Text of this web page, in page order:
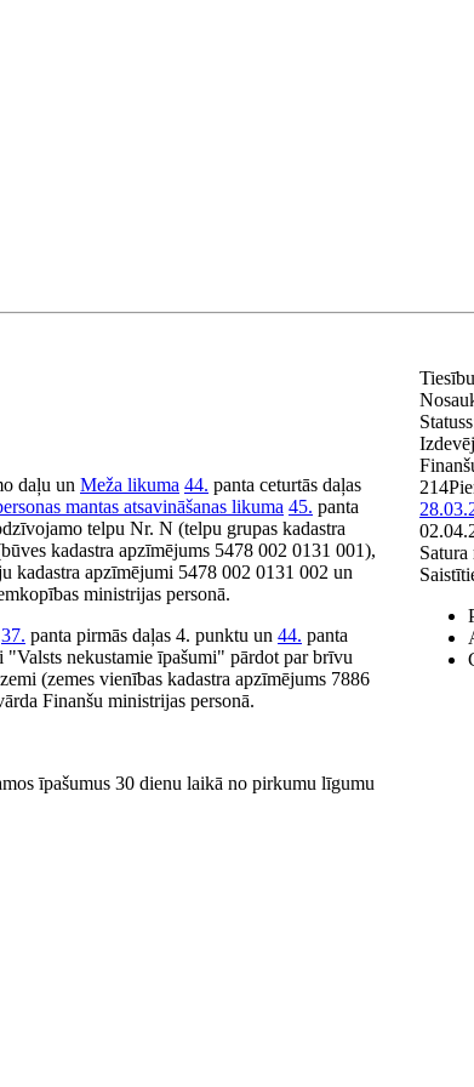
daļu un Meža likuma 44. panta ceturtās daļas
mantas atsavināšanas likuma 45. panta
telpu Nr. N (telpu grupas kadastra
kadastra apzīmējums 5478 002 0131 001),
kadastra apzīmējumi 5478 002 0131 002 un
ministrijas personā.
37. panta pirmās daļas 4. punktu un 44. panta
"Valsts nekustamie īpašumi" pārdot par brīvu
(zemes vienības kadastra apzīmējums 7886
Finanšu ministrijas personā.
īpašumus 30 dienu laikā no pirkumu līgumu
214
Satura